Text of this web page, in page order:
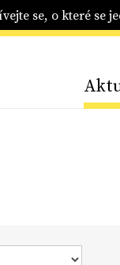
se, o které se